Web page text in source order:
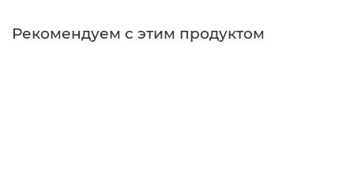
Рекомендуем с этим продуктом